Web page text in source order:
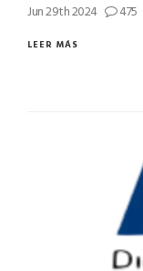
Jun 29th 2024 475
LEER MÁS